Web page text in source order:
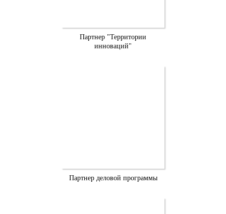
Партнер "Территории
инноваций"
Партнер деловой программы